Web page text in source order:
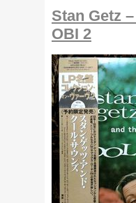
Stan Getz
OBI 2